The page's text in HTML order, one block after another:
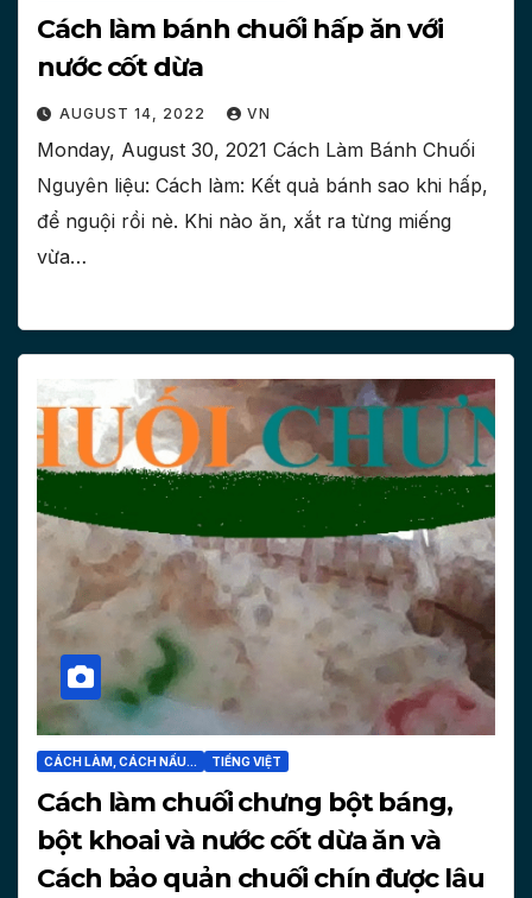
Cách làm bánh chuối hấp ăn với
nước cốt dừa
AUGUST 14, 2022 VN
Monday, August 30, 2021 Cách Làm Bánh Chuối
Nguyên liệu: Cách làm: Kết quả bánh sao khi hấp,
để nguội rồi nè. Khi nào ăn, xắt ra từng miếng
vừa…
CÁCH LÀM, CÁCH NẤU... TIẾNG VIỆT
Cách làm chuối chưng bột báng,
bột khoai và nước cốt dừa ăn và
Cách bảo quản chuối chín được lâu